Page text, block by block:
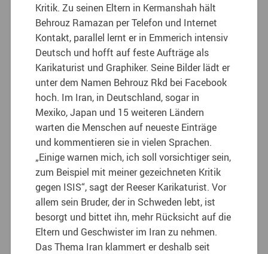
Kritik. Zu seinen Eltern in Kermanshah hält
Behrouz Ramazan per Telefon und Internet
Kontakt, parallel lernt er in Emmerich intensiv
Deutsch und hofft auf feste Aufträge als
Karikaturist und Graphiker. Seine Bilder lädt er
unter dem Namen Behrouz Rkd bei Facebook
hoch. Im Iran, in Deutschland, sogar in
Mexiko, Japan und 15 weiteren Ländern
warten die Menschen auf neueste Einträge
und kommentieren sie in vielen Sprachen.
„Einige warnen mich, ich soll vorsichtiger sein,
zum Beispiel mit meiner gezeichneten Kritik
gegen ISIS“, sagt der Reeser Karikaturist. Vor
allem sein Bruder, der in Schweden lebt, ist
besorgt und bittet ihn, mehr Rücksicht auf die
Eltern und Geschwister im Iran zu nehmen.
Das Thema Iran klammert er deshalb seit